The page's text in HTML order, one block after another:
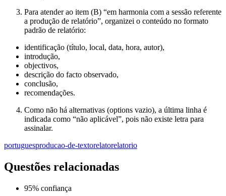
Para atender ao item (B) “em harmonia com a sessão referente
a produção de relatório”, organizei o conteúdo no formato
padrão de relatório:
identificação (título, local, data, hora, autor),
introdução,
objectivos,
descrição do facto observado,
conclusão,
recomendações.
Como não há alternativas (options vazio), a última linha é
indicada como “não aplicável”, pois não existe letra para
assinalar.
portuguesproducao-de-textorelatorelatorio
Questões relacionadas
95% confiança